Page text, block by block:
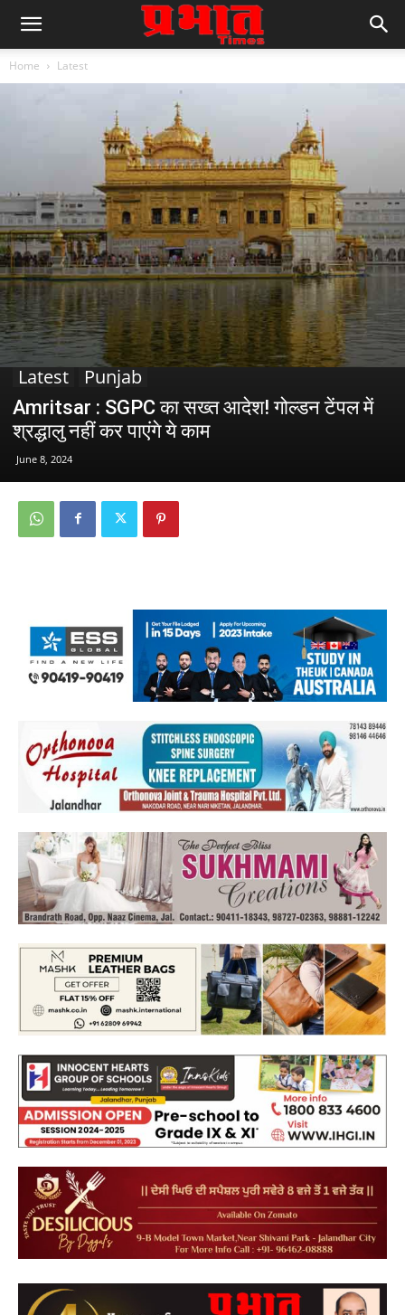
Home Latest
Latest Punjab
Amritsar : SGPC का सख्त आदेश! गोल्डन टेंपल में
श्रद्धालु नहीं कर पाएंगे ये काम
June 8, 2024